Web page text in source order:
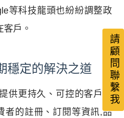
等科技龍頭也紛紛調整政
戶。
穩定的解決之道
供更持久、可控的客戶數
者的註冊、訂閱等資訊,品
請顧問聯繫我